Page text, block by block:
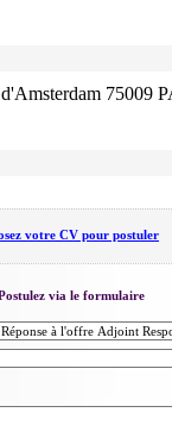
75009
votre CV pour postuler
via le formulaire